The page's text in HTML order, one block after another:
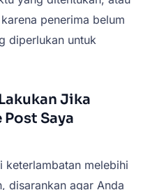
penerima belum
diperlukan untuk
Jika
Saya
keterlambatan melebihi
disarankan agar Anda